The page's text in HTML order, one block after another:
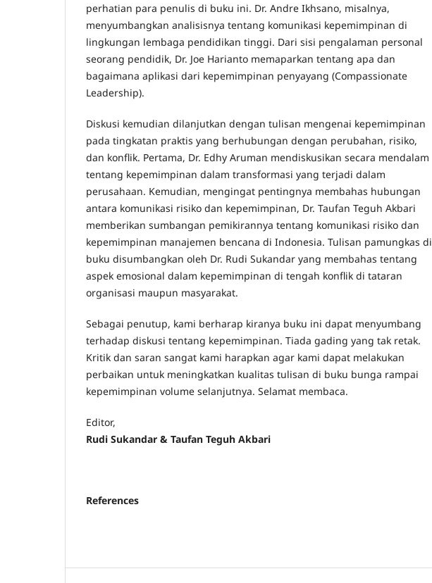
perhatian para penulis di buku ini. Dr. Andre Ikhsano, misalnya,
menyumbangkan analisisnya tentang komunikasi kepemimpinan di
lingkungan lembaga pendidikan tinggi. Dari sisi pengalaman personal
seorang pendidik, Dr. Joe Harianto memaparkan tentang apa dan
bagaimana aplikasi dari kepemimpinan penyayang (Compassionate
Leadership).
Diskusi kemudian dilanjutkan dengan tulisan mengenai kepemimpinan
pada tingkatan praktis yang berhubungan dengan perubahan, risiko,
dan konflik. Pertama, Dr. Edhy Aruman mendiskusikan secara mendalam
tentang kepemimpinan dalam transformasi yang terjadi dalam
perusahaan. Kemudian, mengingat pentingnya membahas hubungan
antara komunikasi risiko dan kepemimpinan, Dr. Taufan Teguh Akbari
memberikan sumbangan pemikirannya tentang komunikasi risiko dan
kepemimpinan manajemen bencana di Indonesia. Tulisan pamungkas di
buku disumbangkan oleh Dr. Rudi Sukandar yang membahas tentang
aspek emosional dalam kepemimpinan di tengah konflik di tataran
organisasi maupun masyarakat.
Sebagai penutup, kami berharap kiranya buku ini dapat menyumbang
terhadap diskusi tentang kepemimpinan. Tiada gading yang tak retak.
Kritik dan saran sangat kami harapkan agar kami dapat melakukan
perbaikan untuk meningkatkan kualitas tulisan di buku bunga rampai
kepemimpinan volume selanjutnya. Selamat membaca.
Editor,
Rudi Sukandar & Taufan Teguh Akbari
References